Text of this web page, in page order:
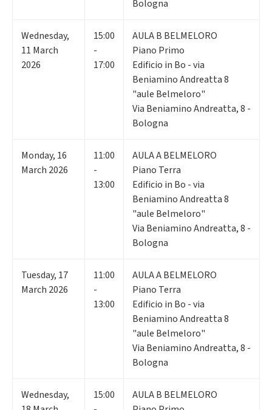
Bologna
Wednesday,
11 March
2026
15:00
-
17:00
AULA B BELMELORO
Piano Primo
Edificio in Bo - via
Beniamino Andreatta 8
"aule Belmeloro"
Via Beniamino Andreatta, 8 -
Bologna
Monday, 16
March 2026
11:00
-
13:00
AULA A BELMELORO
Piano Terra
Edificio in Bo - via
Beniamino Andreatta 8
"aule Belmeloro"
Via Beniamino Andreatta, 8 -
Bologna
Tuesday, 17
March 2026
11:00
-
13:00
AULA A BELMELORO
Piano Terra
Edificio in Bo - via
Beniamino Andreatta 8
"aule Belmeloro"
Via Beniamino Andreatta, 8 -
Bologna
Wednesday,
15:00
AULA B BELMELORO